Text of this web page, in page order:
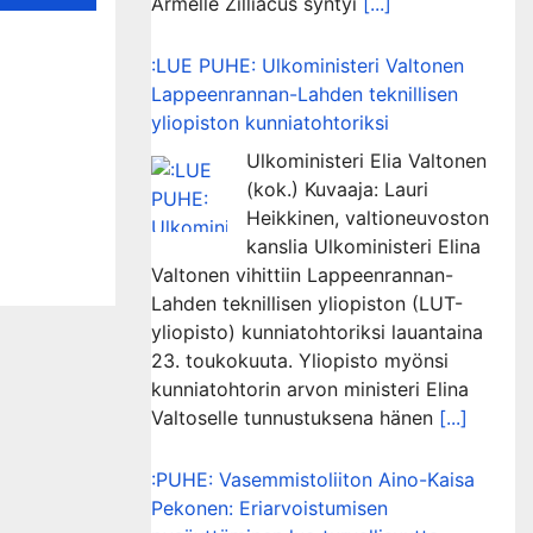
:LUE PUHE: Ulkoministeri Valtonen
Lappeenrannan-Lahden teknillisen
yliopiston kunniatohtoriksi
Ulkoministeri Elia Valtonen
(kok.) Kuvaaja: Lauri
Heikkinen, valtioneuvoston
kanslia Ulkoministeri Elina
Valtonen vihittiin Lappeenrannan-
Lahden teknillisen yliopiston (LUT-
yliopisto) kunniatohtoriksi lauantaina
23. toukokuuta. Yliopisto myönsi
kunniatohtorin arvon ministeri Elina
Valtoselle tunnustuksena hänen [...]
:PUHE: Vasemmistoliiton Aino-Kaisa
Pekonen: Eriarvoistumisen